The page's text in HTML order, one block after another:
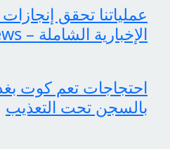
عملياتنا تحقق
الإخبارية الشاملة – IQ News
احتجاجات تعم كوت
بالسجن تحت التعذيب